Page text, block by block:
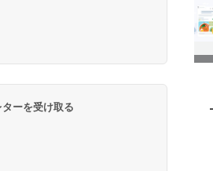
ーを受け取る